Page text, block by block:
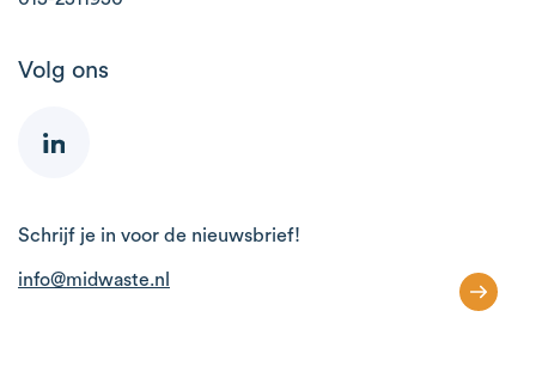
Volg ons
Schrijf je in voor de nieuwsbrief!
info@midwaste.nl